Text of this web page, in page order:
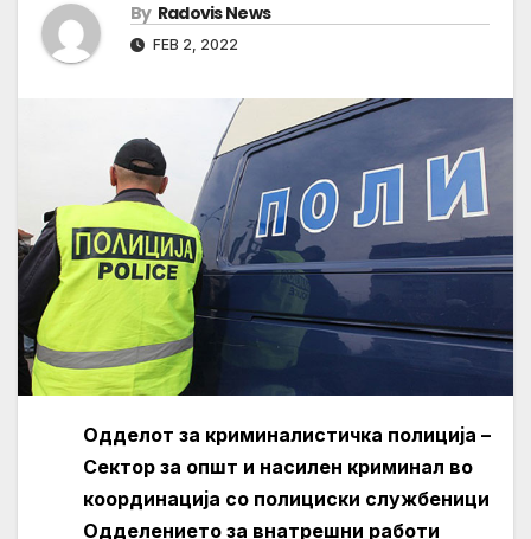
By Radovis News
FEB 2, 2022
Одделот за криминалистичка полиција –
Сектор за општ и насилен криминал во
координација со полициски службеници
Одделението за внатрешни работи